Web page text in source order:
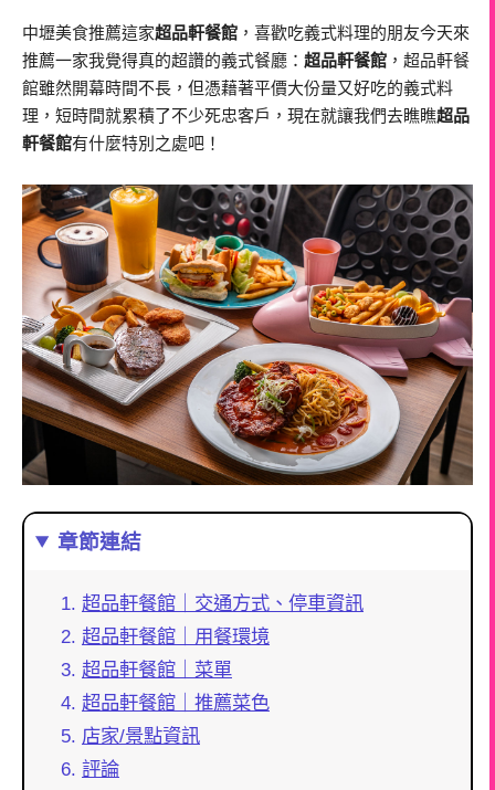
中壢美食推薦這家超品軒餐館 ，喜歡吃義式料理的朋友今天來
推薦一家我覺得真的超讚的義式餐廳： 超品軒餐館 ，超品軒餐
館雖然開幕時間不長，但憑藉著平價大份量又好吃的義式料
理，短時間就累積了不少死忠客戶，現在就讓我們去瞧瞧超品
軒餐館有什麼特別之處吧！
章節連結
超品軒餐館｜交通方式、停車資訊
超品軒餐館｜用餐環境
超品軒餐館｜菜單
超品軒餐館｜推薦菜色
店家/景點資訊
評論